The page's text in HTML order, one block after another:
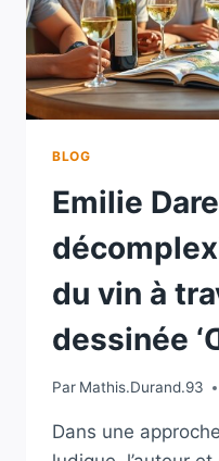
BLOG
Emilie
du vin à
dessinée
Par Mathis.Durand.93
Dans une